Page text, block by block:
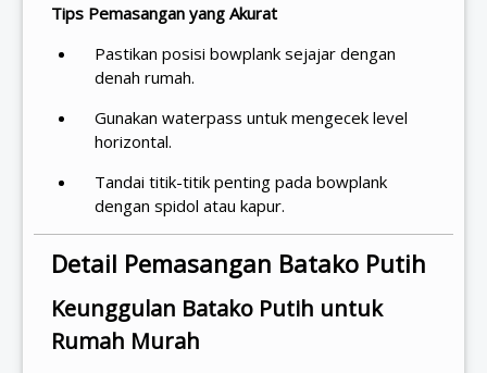
Tips Pemasangan yang Akurat
Pastikan posisi bowplank sejajar dengan
denah rumah.
Gunakan waterpass untuk mengecek level
horizontal.
Tandai titik-titik penting pada bowplank
dengan spidol atau kapur.
Detail Pemasangan Batako Putih
Keunggulan Batako Putih untuk
Rumah Murah